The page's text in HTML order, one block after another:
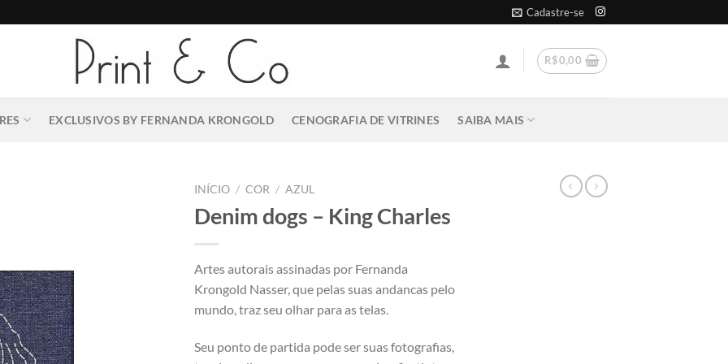
Cadastre-se
R$0,00
EXCLUSIVOS BY FERNANDA KRONGOLD CENOGRAFIA DE VITRINES SAIBA MAIS
INÍCIO / COR / AZUL
Denim dogs – King Charles
Artes autorais assinadas por Fernanda
Krongold Nasser, que pelas suas andancas pelo
mundo, traz seu olhar para as telas.
Seu ponto de partida pode ser suas fotografias,